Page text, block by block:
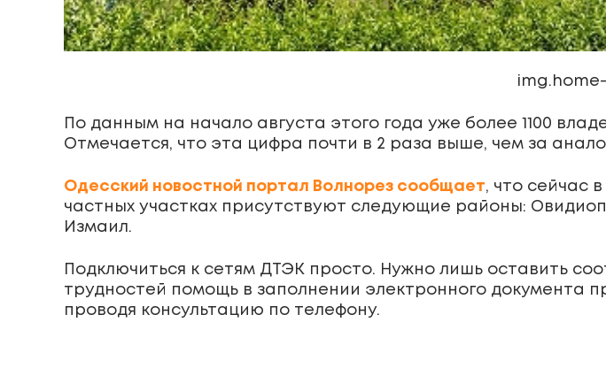
По данным на начало августа этого года уже более 1100
Отмечается, что эта цифра почти в 2 раза выше, чем за
Одесский новостной портал Волнорез сообщает, что сейчас
частных участках присутствуют следующие районы:
Измаил.
Подключиться к сетям ДТЭК просто. Нужно лишь оставить
трудностей помощь в заполнении электронного документа
проводя консультацию по телефону.